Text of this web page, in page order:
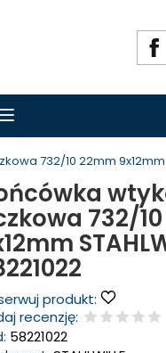
732/10 22mm 9x12mm
732/
produkt:
recenzję:
58221022